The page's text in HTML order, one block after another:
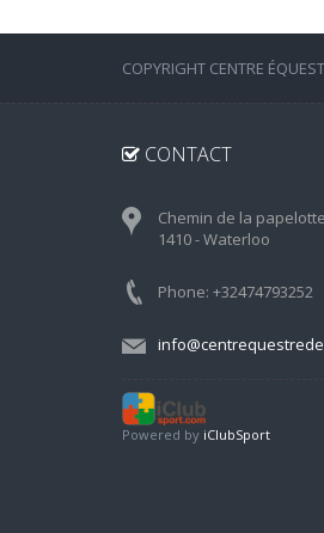
COPYRIGHT CENTRE
CONTACT
Chemin de la papelotte
1410 - Waterloo
Phone: +32474793252
Powered by iClubSport